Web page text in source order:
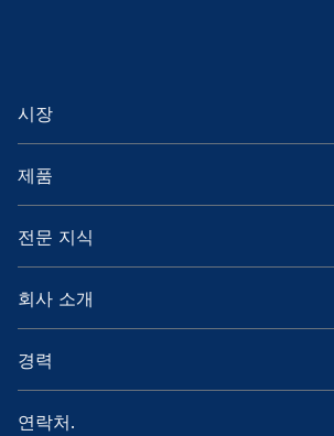
시장
제품
전문 지식
회사 소개
경력
연락처.